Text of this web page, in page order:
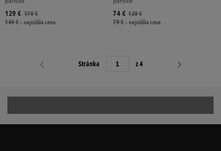
170 €
129 €
149 €-najnižšia cena
120 €
74 €
79 €-najnižšia cena
Stránka z 4